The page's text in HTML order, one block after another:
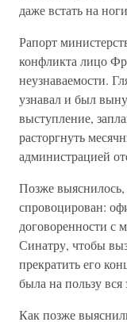
даже встать на
Рапорт
конфликта лицо
неузнаваемости.
узнавал и был
выступление,
расторгнуть
администрацией
Позже
спровоцирован:
договоренности с
Синатру, чтобы
прекратить его
была на пользу вся
Как позже